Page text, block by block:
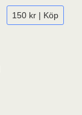
150 kr | Köp